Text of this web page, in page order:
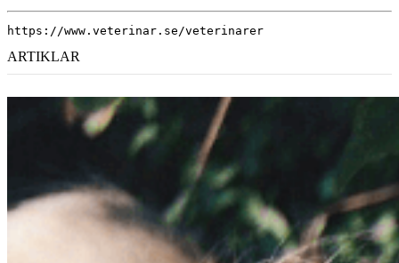
https://www.veterinar.se/veterinarer
ARTIKLAR